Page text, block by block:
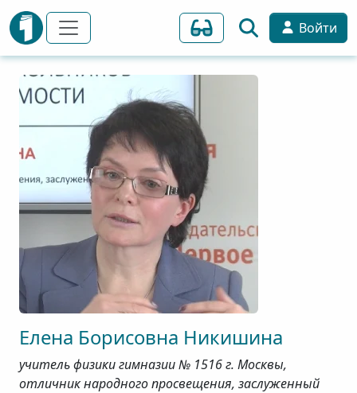
Войти
Елена Борисовна Никишина
учитель физики гимназии № 1516 г. Москвы,
отличник народного просвещения, заслуженный